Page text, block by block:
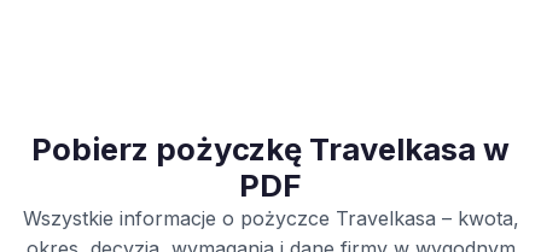
Pobierz pożyczkę Travelkasa w
PDF
Wszystkie informacje o pożyczce Travelkasa – kwota,